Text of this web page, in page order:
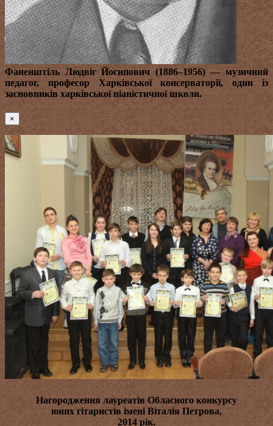
Фаненштіль Людвіг Йосипович (1886–1956)— музичний
педагог, професор Харківської консерваторії, один із
засновників харківської піаністичної школи.
×
Нагородження лауреатів Обласного конкурсу
юних гітаристів імені Віталія Петрова,
2014 рік.